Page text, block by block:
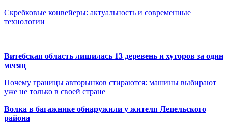
Скребковые конвейеры: актуальность и современные
технологии
Витебская область лишилась 13 деревень и хуторов за один
месяц
Почему границы авторынков стираются: машины выбирают
уже не только в своей стране
Волка в багажнике обнаружили у жителя Лепельского
района